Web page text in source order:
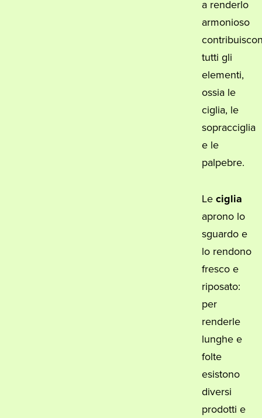
a renderlo
armonioso
tutti gli
elementi,
ossia le
ciglia, le
sopracciglia
e le
palpebre.
Leciglia
aprono lo
sguardo e
lo rendono
fresco e
riposato:
per
renderle
lunghe e
folte
esistono
diversi
prodotti e